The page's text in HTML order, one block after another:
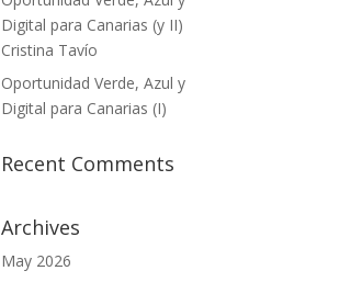
Digital para Canarias (y II)
Cristina Tavío
Oportunidad Verde, Azul y
Digital para Canarias (I)
Recent Comments
Archives
May 2026